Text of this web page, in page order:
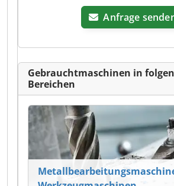
Anfrage
Gebrauchtmaschinen in
Bereichen